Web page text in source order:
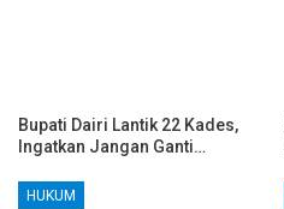
Bupati Dairi Lantik 22 Kades,
Ingatkan Jangan Ganti…
HUKUM